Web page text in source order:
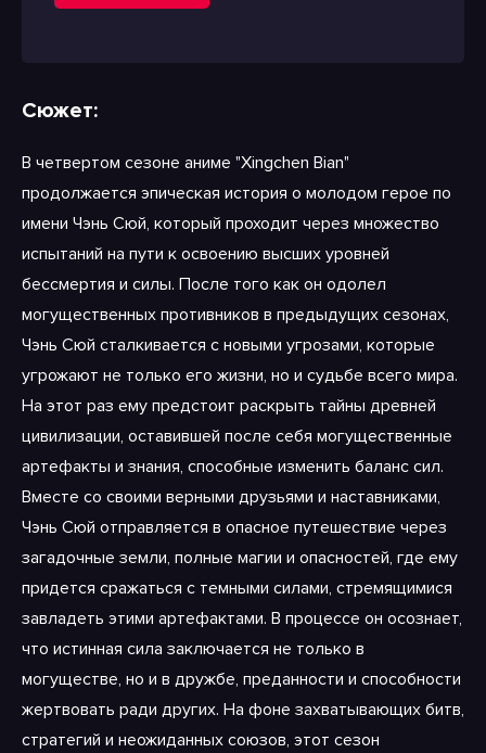
Сюжет:
В четвертом сезоне аниме "Xingchen Bian"
продолжается эпическая история о молодом герое по
имени Чэнь Сюй, который проходит через множество
испытаний на пути к освоению высших уровней
бессмертия и силы. После того как он одолел
могущественных противников в предыдущих сезонах,
Чэнь Сюй сталкивается с новыми угрозами, которые
угрожают не только его жизни, но и судьбе всего мира.
На этот раз ему предстоит раскрыть тайны древней
цивилизации, оставившей после себя могущественные
артефакты и знания, способные изменить баланс сил.
Вместе со своими верными друзьями и наставниками,
Чэнь Сюй отправляется в опасное путешествие через
загадочные земли, полные магии и опасностей, где ему
придется сражаться с темными силами, стремящимися
завладеть этими артефактами. В процессе он осознает,
что истинная сила заключается не только в
могуществе, но и в дружбе, преданности и способности
жертвовать ради других. На фоне захватывающих битв,
стратегий и неожиданных союзов, этот сезон